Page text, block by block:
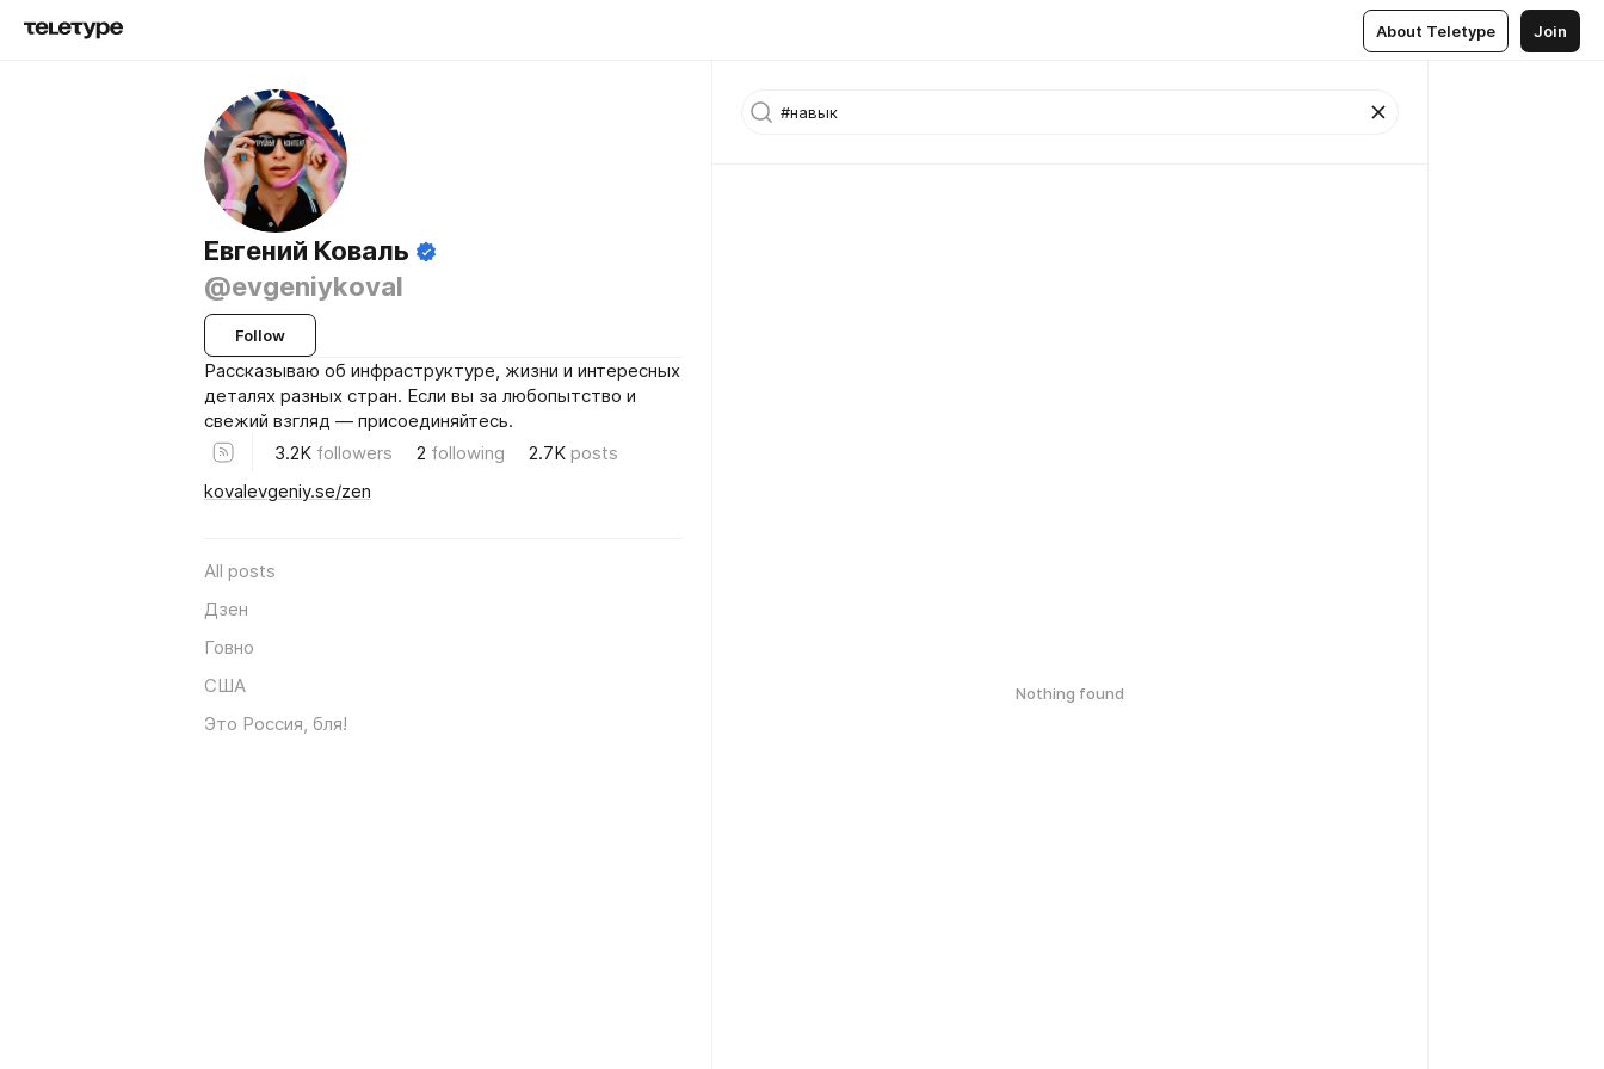
About Teletype Join
Евгений Коваль
@evgeniykoval
Follow
Рассказываю об инфраструктуре, жизни и интересных
деталях разных стран. Если вы за любопытство и
свежий взгляд — присоединяйтесь.
3.2K followers 2 following 2.7K posts
kovalevgeniy.se/zen
All posts
Дзен
Говно
США
Это Россия, бля!
Nothing found